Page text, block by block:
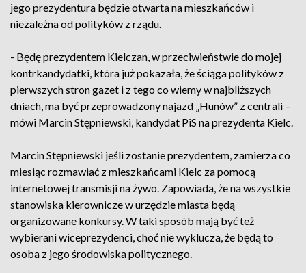
jego prezydentura będzie otwarta na mieszkańców i
niezależna od polityków z rządu.
- Będę prezydentem Kielczan, w przeciwieństwie do mojej
kontrkandydatki, która już pokazała, że ściąga polityków z
pierwszych stron gazet i z tego co wiemy w najbliższych
dniach, ma być przeprowadzony najazd „Hunów” z centrali –
mówi Marcin Stępniewski, kandydat PiS na prezydenta Kielc.
Marcin Stępniewski jeśli zostanie prezydentem, zamierza co
miesiąc rozmawiać z mieszkańcami Kielc za pomocą
internetowej transmisji na żywo. Zapowiada, że na wszystkie
stanowiska kierownicze w urzędzie miasta będą
organizowane konkursy. W taki sposób mają być też
wybierani wiceprezydenci, choć nie wyklucza, że będą to
osoba z jego środowiska politycznego.